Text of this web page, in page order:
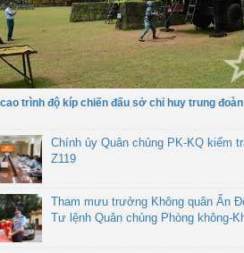
cao trình độ kíp chiến đấu sở chỉ huy trung
Chính ủy Quân chủng PK-KQ kiểm
Z119
Tham mưu trưởng Không quân Ấn
Tư lệnh Quân chủng Phòng không-